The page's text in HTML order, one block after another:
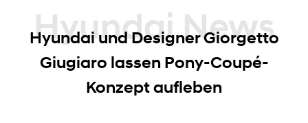
Hyundai News
Hyundai und Designer Giorgetto
Giugiaro lassen Pony-Coupé-
Konzept aufleben